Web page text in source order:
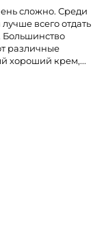
сложно. Среди
всего отдать
Большинство
различные
хороший крем,...